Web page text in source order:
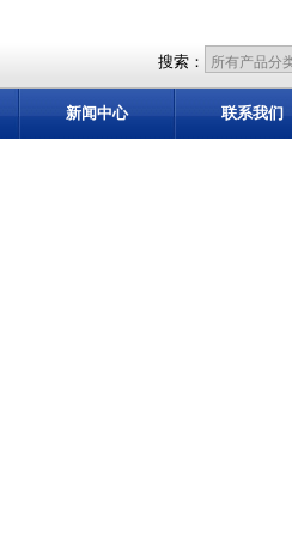
搜索：
新闻中心 联系我们